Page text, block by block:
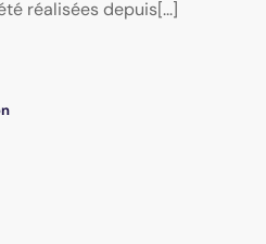
réalisées depuis[...]